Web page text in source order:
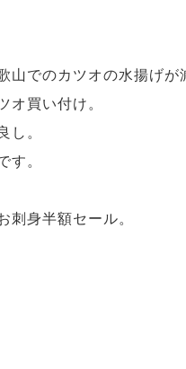
山でのカツオの水揚げが
オ買い付け。
し。
す。
刺身半額セール。